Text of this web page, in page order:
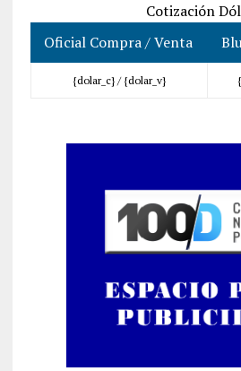
Cotización
Oficial Compra / Venta
{dolar_c} / {dolar_v}